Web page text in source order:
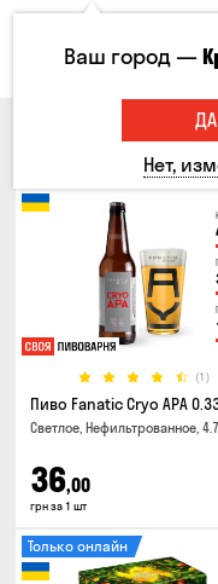
Все товары
(1)
Пиво Fanatic Cryo APA
Светлое, Нефильтрованное,
36,00
грн за 1 шт
Только онлайн
Ваш город —
ДА
Нет,